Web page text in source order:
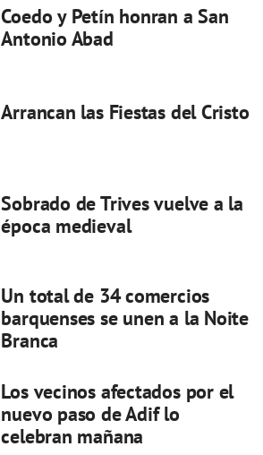
Coedo y Petín honran a San
Antonio Abad
Arrancan las Fiestas del Cristo
Sobrado de Trives vuelve a la
época medieval
Un total de 34 comercios
barquenses se unen a la Noite
Branca
Los vecinos afectados por el
nuevo paso de Adif lo
celebran mañana